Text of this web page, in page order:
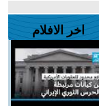
اخر الافلام